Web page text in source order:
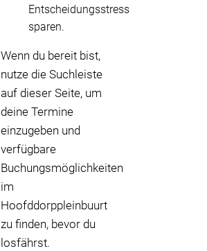
Entscheidungsstress
sparen.
Wenn du bereit bist,
nutze die Suchleiste
auf dieser Seite, um
deine Termine
einzugeben und
verfügbare
Buchungsmöglichkeiten
im
Hoofddorppleinbuurt
zu finden, bevor du
losfährst.